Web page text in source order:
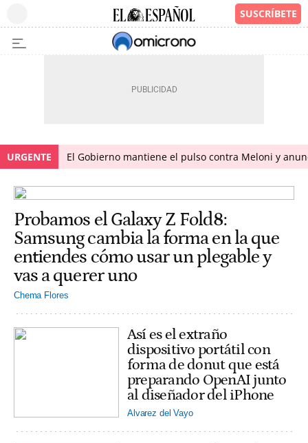
URGENTE El Gobierno mantiene el pulso contra Meloni y
Probamos el Galaxy Z Fold8:
Samsung cambia la forma en la que
entiendes cómo usar un plegable y
vas a querer uno
Chema Flores
Así es el extraño
dispositivo portátil con
forma de donut que está
preparando OpenAI junto
al diseñador del iPhone
Alvarez del Vayo